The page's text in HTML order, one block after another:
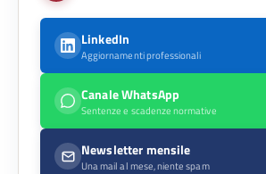
LinkedIn
Aggiornamenti professionali
Canale WhatsApp
Sentenze e scadenze normative
Newsletter mensile
Una mail al mese, niente spam